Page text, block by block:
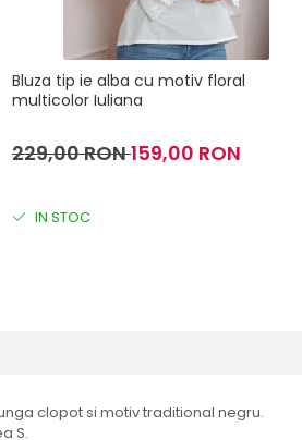
Bluza tip ie alba cu motiv floral
multicolor Iuliana
229,00 RON159,00 RON
IN STOC
clopot si motiv traditional negru.
S.